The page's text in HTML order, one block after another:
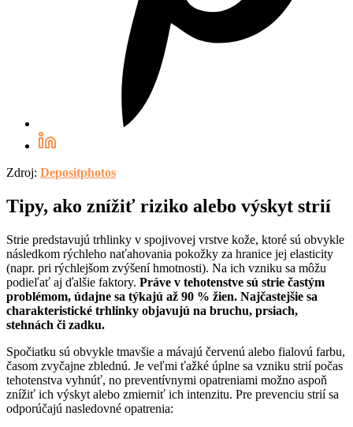
Zdroj: Depositphotos
Tipy, ako znížiť riziko alebo výskyt strií
Strie predstavujú trhlinky v spojivovej vrstve kože, ktoré sú obvykle
následkom rýchleho naťahovania pokožky za hranice jej elasticity
(napr. pri rýchlejšom zvýšení hmotnosti). Na ich vzniku sa môžu
podieľať aj ďalšie faktory. Práve v tehotenstve sú strie častým
problémom, údajne sa týkajú až 90 % žien. Najčastejšie sa
charakteristické trhlinky objavujú na bruchu, prsiach,
stehnách či zadku.
Spočiatku sú obvykle tmavšie a mávajú červenú alebo fialovú farbu,
časom zvyčajne zblednú. Je veľmi ťažké úplne sa vzniku strií počas
tehotenstva vyhnúť, no preventívnymi opatreniami možno aspoň
znížiť ich výskyt alebo zmierniť ich intenzitu. Pre prevenciu strií sa
odporúčajú nasledovné opatrenia: